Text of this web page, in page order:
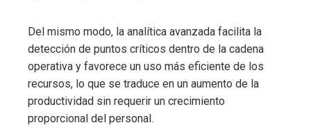
Del mismo modo, la analítica avanzada facilita la
detección de puntos críticos dentro de la cadena
operativa y favorece un uso más eficiente de los
recursos, lo que se traduce en un aumento de la
productividad sin requerir un crecimiento
proporcional del personal.